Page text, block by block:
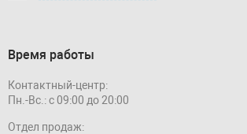
Время работы
Контактный-центр:
Пн.-Вс.: с 09:00 до 20:00
Отдел продаж: